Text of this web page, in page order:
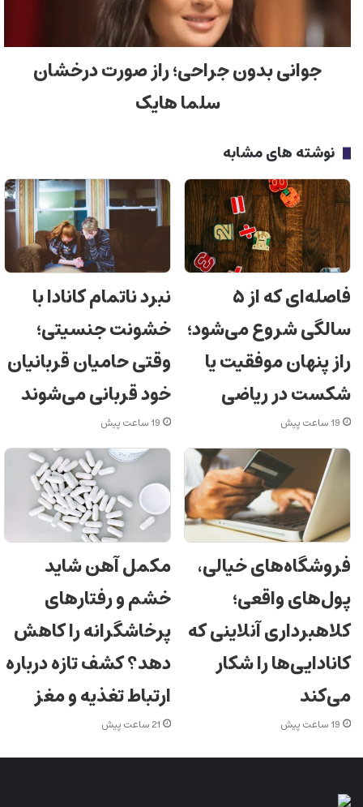
جوانی بدون جراحی؛ راز صورت درخشان
سلما هایک
نوشته های مشابه
فاصله‌ای که از ۵
سالگی شروع می‌شود؛
راز پنهان موفقیت یا
شکست در ریاضی
19 ساعت پیش
نبرد ناتمام کانادا با
خشونت جنسیتی؛
وقتی حامیان قربانیان
خود قربانی می‌شوند
19 ساعت پیش
فروشگاه‌های خیالی،
پول‌های واقعی؛
کلاهبرداری آنلاینی که
کانادایی‌ها را شکار
می‌کند
19 ساعت پیش
مکمل آهن شاید
خشم و رفتارهای
پرخاشگرانه را کاهش
دهد؟ کشف تازه درباره
ارتباط تغذیه و مغز
21 ساعت پیش